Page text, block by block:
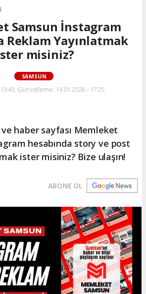
Samsun İnstagram
Reklam Yayınlatmak
misiniz?
SAMSUN
Güncelleme: 14.01.2026 - 17:25
haber sayfası Memleket
hesabında story ve post
ister misiniz? Bize ulaşın!
ABONE OL